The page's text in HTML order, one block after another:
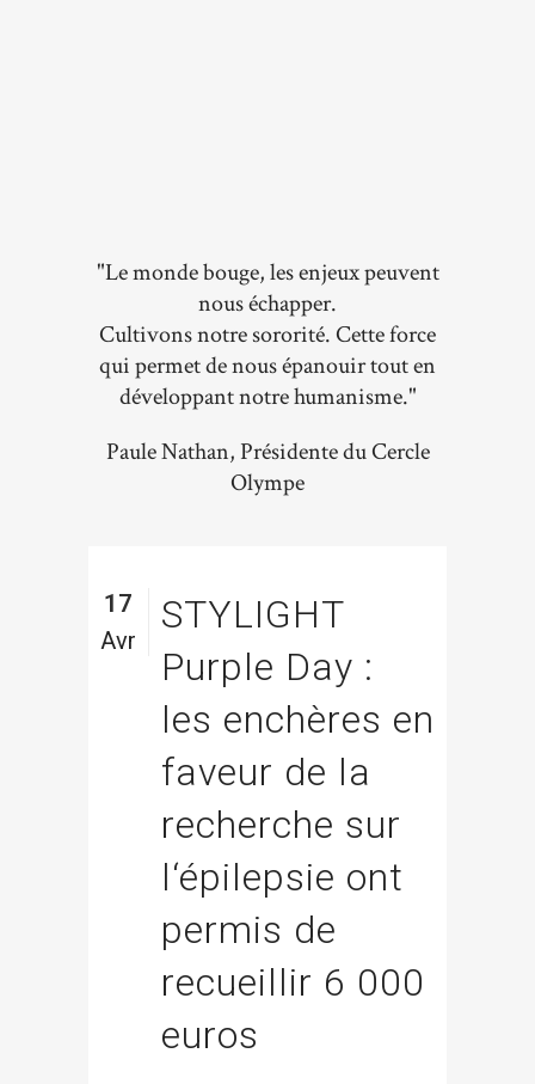
"Le monde bouge, les enjeux peuvent
nous échapper.
Cultivons notre sororité. Cette force
qui permet de nous épanouir tout en
développant notre humanisme."
Paule Nathan, Présidente du Cercle
Olympe
17
Avr
STYLIGHT
Purple Day :
les enchères en
faveur de la
recherche sur
l‘épilepsie ont
permis de
recueillir 6 000
euros